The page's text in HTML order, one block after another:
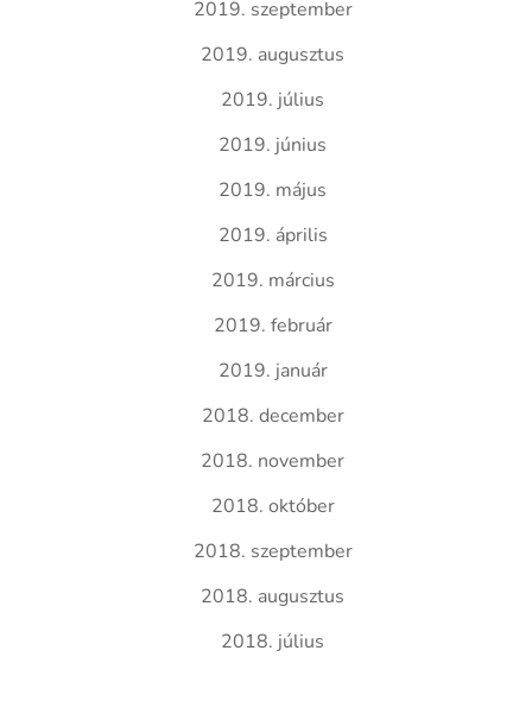
2019. szeptember
2019. augusztus
2019. július
2019. június
2019. május
2019. április
2019. március
2019. február
2019. január
2018. december
2018. november
2018. október
2018. szeptember
2018. augusztus
2018. július